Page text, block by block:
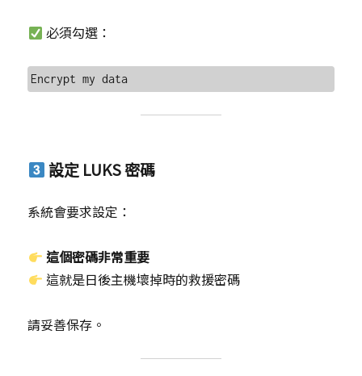
必須勾選：
設定 LUKS 密碼
系統會要求設定：
這個密碼非常重要
這就是日後主機壞掉時的救援密碼
請妥善保存。